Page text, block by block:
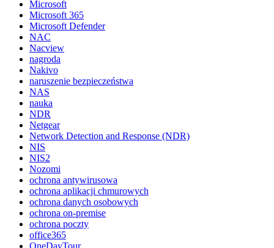
Microsoft
Microsoft 365
Microsoft Defender
NAC
Nacview
nagroda
Nakivo
naruszenie bezpieczeństwa
NAS
nauka
NDR
Netgear
Network Detection and Response (NDR)
NIS
NIS2
Nozomi
ochrona antywirusowa
ochrona aplikacji chmurowych
ochrona danych osobowych
ochrona on-premise
ochrona poczty
office365
OneDayTour